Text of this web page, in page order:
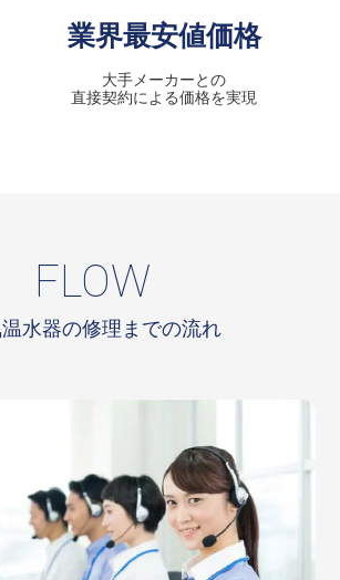
業界最安値価格
大手メーカーとの
直接契約による価格を実現
FLOW
水器の修理までの流れ